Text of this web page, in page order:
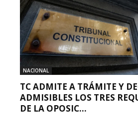
NACIONAL
TC ADMITE A TRÁMITE Y
ADMISIBLES LOS TRES
DE LA OPOSIC...